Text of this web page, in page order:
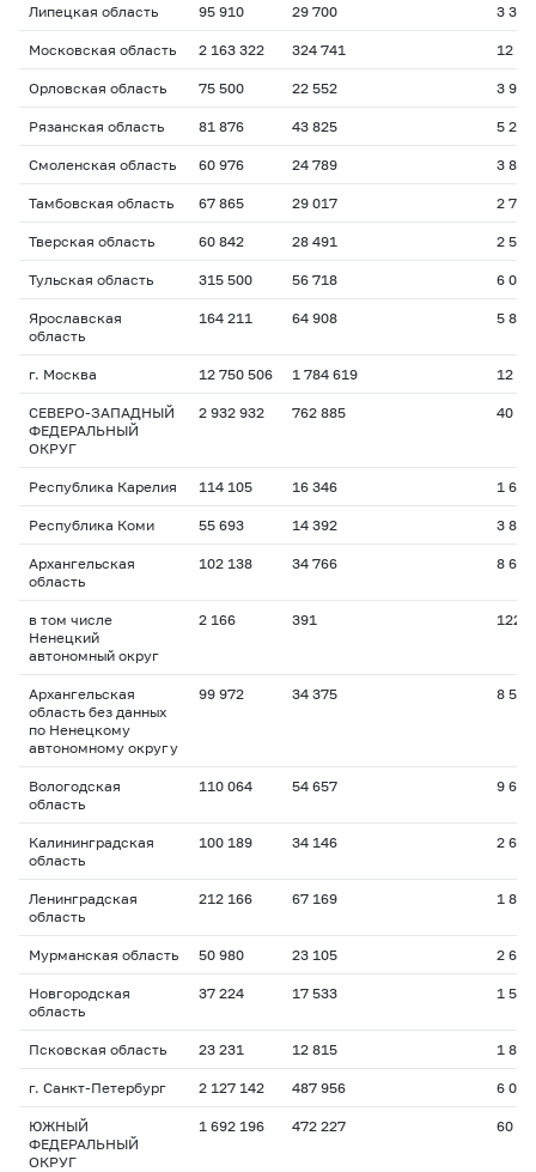
Липецкая область 95 910 29 700 3 321
Московская область 2 163 322 324 741 12
Орловская область 75 500 22 552 3 989
Рязанская область 81 876 43 825 5 262
Смоленская область 60 976 24 789 3 862
Тамбовская область 67 865 29 017 2 786
Тверская область 60 842 28 491 2 509
Тульская область 315 500 56 718 6 077
Ярославская
область
164 211 64 908 5 879
г. Москва 12 750 506 1 784 619 12
СЕВЕРО-ЗАПАДНЫЙ
ФЕДЕРАЛЬНЫЙ
ОКРУГ
2 932 932 762 885 40
Республика Карелия 114 105 16 346 1 642
Республика Коми 55 693 14 392 3 822
Архангельская
область
102 138 34 766 8 638
в том числе
Ненецкий
автономный округ
2 166 391 122
Архангельская
область без данных
по Ненецкому
автономному округу
99 972 34 375 8 516
Вологодская
область
110 064 54 657 9 697
Калининградская
область
100 189 34 146 2 654
Ленинградская
область
212 166 67 169 1 882
Мурманская область 50 980 23 105 2 692
Новгородская
область
37 224 17 533 1 585
Псковская область 23 231 12 815 1 824
г. Санкт-Петербург 2 127 142 487 956 6 025
ЮЖНЫЙ
ФЕДЕРАЛЬНЫЙ
ОКРУГ
1 692 196 472 227 60